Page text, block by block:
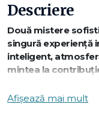
Descriere
Două mistere
singură experiență
inteligent,
mintea la
Scurtă descriere a
Afișează mai mult